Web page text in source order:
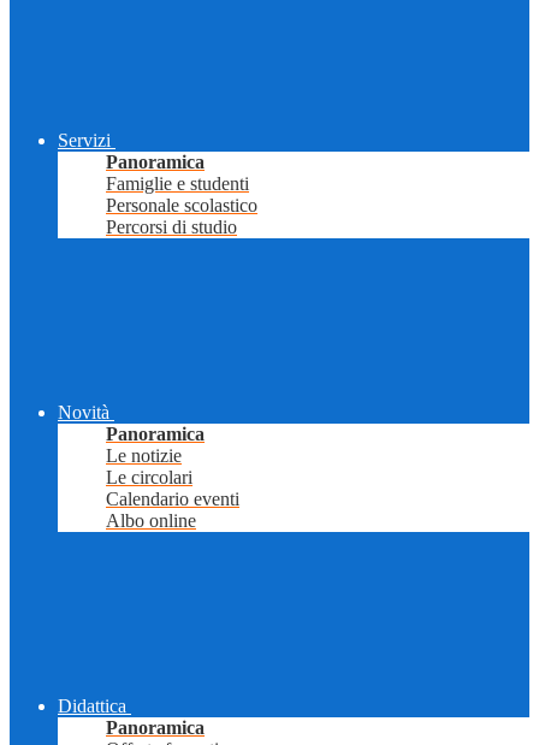
Servizi
Panoramica
Famiglie e studenti
Personale scolastico
Percorsi di studio
Novità
Panoramica
Le notizie
Le circolari
Calendario eventi
Albo online
Didattica
Panoramica